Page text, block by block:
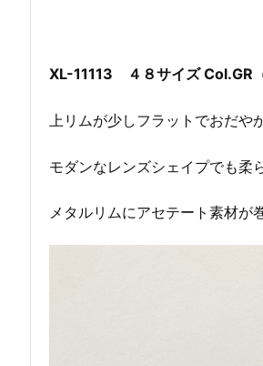
XL-11113 ４８サイズ Col.GR（
上リムが少しフラットでおだや
モダンなレンズシェイプでも柔
メタルリムにアセテート素材が